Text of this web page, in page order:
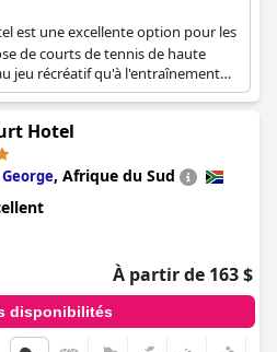
est une excellente option pour les
de courts de tennis de haute
jeu récréatif qu'à l'entraînement
Hotel
George, Afrique du Sud
À partir de 163 $
disponibilités